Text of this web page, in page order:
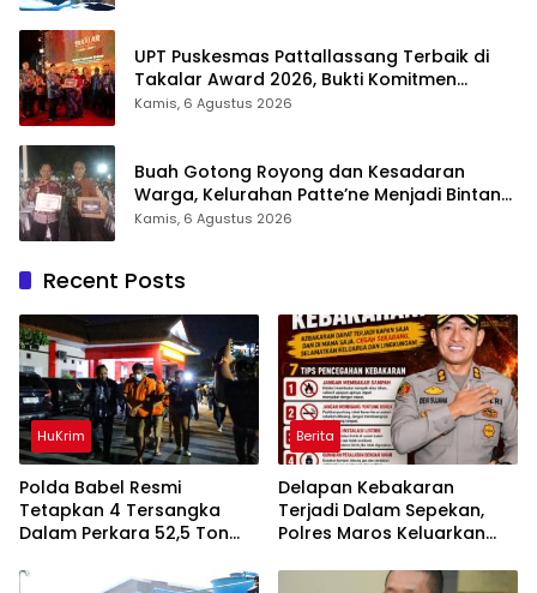
UPT Puskesmas Pattallassang Terbaik di
Takalar Award 2026, Bukti Komitmen
Hadirkan Pelayanan Kesehatan Berkualitas
Kamis, 6 Agustus 2026
Buah Gotong Royong dan Kesadaran
Warga, Kelurahan Patte’ne Menjadi Bintang
Takalar Award 2026
Kamis, 6 Agustus 2026
Recent Posts
HuKrim
Polda Babel Resmi
Tetapkan 4 Tersangka
Dalam Perkara 52,5 Ton
Belitung
Berita
Delapan Kebakaran
Terjadi Dalam Sepekan,
Polres Maros Keluarkan
Masyarakat